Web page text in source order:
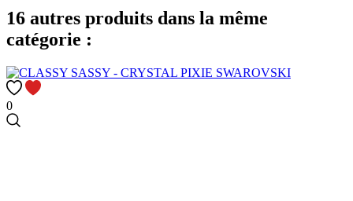
16 autres produits dans la même
catégorie :
0